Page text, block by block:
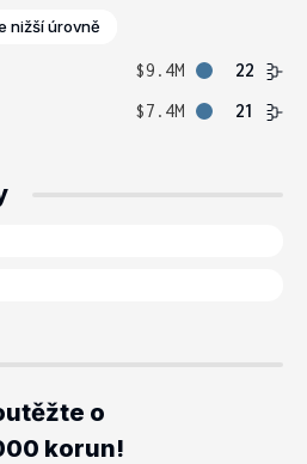
nižší úrovně
$9.4M
22
$7.4M 21
o
korun!